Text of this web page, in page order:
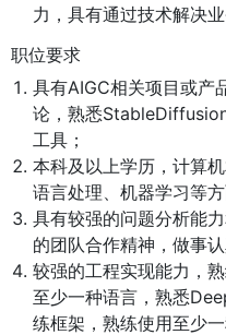
力，具有通过技术解决
职位要求
具有AIGC相关项目或产
论，熟悉
工具；
本科及以上学历，计算
语言处理、机器学习等
具有较强的问题分析能
的团队合作精神，做事
较强的工程实现能力，
至少一种语言，熟悉
练框架，熟练使用至少